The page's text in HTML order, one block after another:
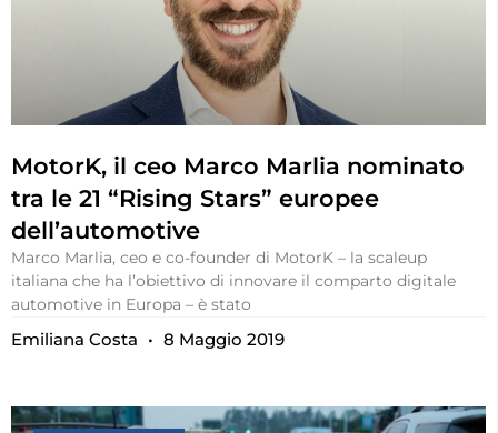
MotorK, il ceo Marco Marlia nominato
tra le 21 “Rising Stars” europee
dell’automotive
Marco Marlia, ceo e co-founder di MotorK – la scaleup
italiana che ha l’obiettivo di innovare il comparto digitale
automotive in Europa – è stato
Emiliana Costa 8 Maggio 2019